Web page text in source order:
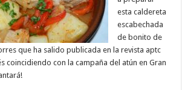
esta caldereta
escabechada
de bonito de
que ha salido publicada en la revista aptc
coincidiendo con la campaña del atún en Gran